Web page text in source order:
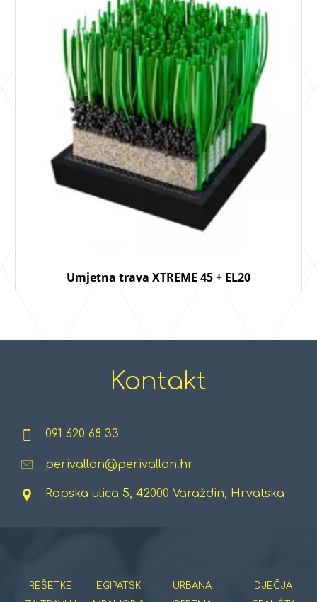
Umjetna trava XTREME 45 + EL20
Kontakt
091 620 68 33
perivallon@perivallon.hr
Rapska ulica 5, 42000 Varaždin, Hrvatska
REŠETKE
EGIPATSKI
URBANA
DJEČJA